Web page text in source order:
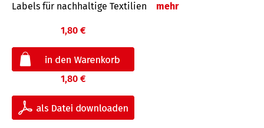
Labels für nachhaltige Textilien
mehr
1,80 €
1,80 €